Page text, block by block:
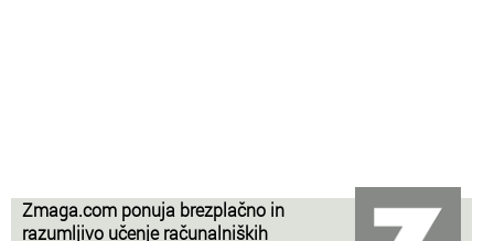
Zmaga.com ponuja brezplačno in
razumljivo učenje računalniških